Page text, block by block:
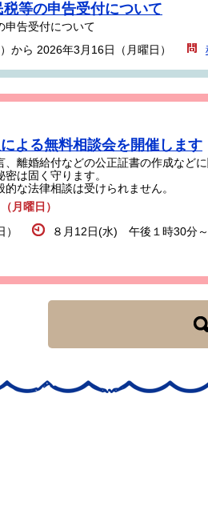
等の申告受付について
告受付について
から 2026年3月16日（月曜日）
よる無料相談会を開催します
離婚給付などの公正証書の作成など
は固く守ります。
な法律相談は受けられません。
月曜日）
８月12日(水) 午後１時30分